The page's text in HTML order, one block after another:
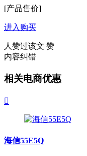
[产品售价]
进入购买
人赞过该文 赞
内容纠错
相关电商优惠

海信55E5Q